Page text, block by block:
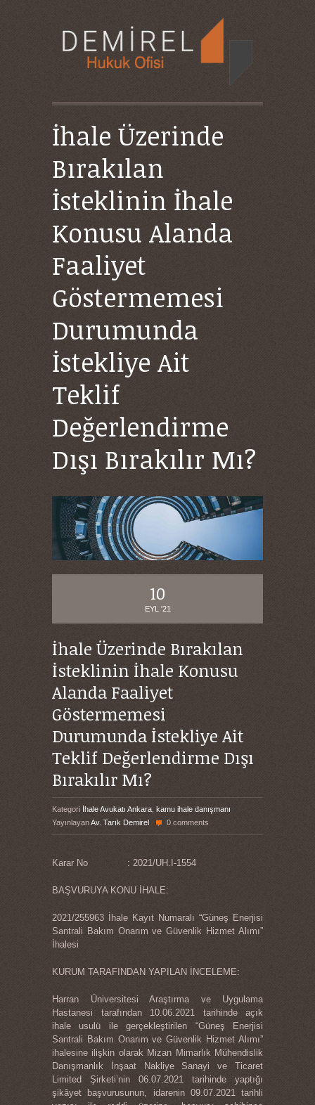
İhale Üzerinde
Bırakılan
İsteklinin İhale
Konusu Alanda
Faaliyet
Göstermemesi
Durumunda
İstekliye Ait
Teklif
Değerlendirme
Dışı Bırakılır Mı?
10
EYL '21
İhale Üzerinde Bırakılan
İsteklinin İhale Konusu
Alanda Faaliyet
Göstermemesi
Durumunda İstekliye Ait
Teklif Değerlendirme Dışı
Bırakılır Mı?
Kategori İhale Avukatı Ankara kamu ihale danışmanı
YayınlayanAv. Tarık Demirel 0 comments
Karar No : 2021/UH.I-1554
BAŞVURUYA KONU İHALE:
2021/255963 İhale Kayıt Numaralı “Güneş Enerjisi
Santrali Bakım Onarım ve Güvenlik Hizmet Alımı”
İhalesi
KURUM TARAFINDAN YAPILAN İNCELEME:
Harran Üniversitesi Araştırma ve Uygulama
Hastanesi tarafından 10.06.2021 tarihinde açık
ihale usulü ile gerçekleştirilen “Güneş Enerjisi
Santrali Bakım Onarım ve Güvenlik Hizmet Alımı”
ihalesine ilişkin olarak Mizan Mimarlık Mühendislik
Danışmanlık İnşaat Nakliye Sanayi ve Ticaret
Limited Şirketi’nin 06.07.2021 tarihinde yaptığı
şikâyet başvurusunun, idarenin 09.07.2021 tarihli